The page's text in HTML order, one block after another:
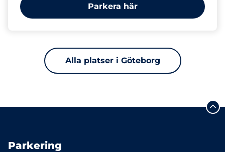
Parkera här
Alla platser i Göteborg
Parkering